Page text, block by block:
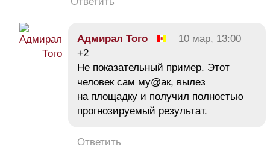
Адмирал Того
10 мар, 13:00
+2
Не показательный пример. Этот
человек сам му@ак, вылез
на площадку и получил полностью
прогнозируемый результат.
Ответить